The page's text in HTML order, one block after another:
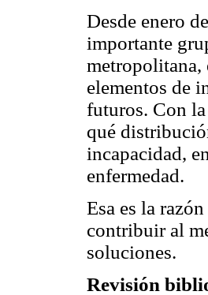
Desde enero
importante
metropolitana,
elementos de
futuros. Con
qué
incapacidad,
enfermedad.
Esa es la
contribuir al
soluciones.
Revisión